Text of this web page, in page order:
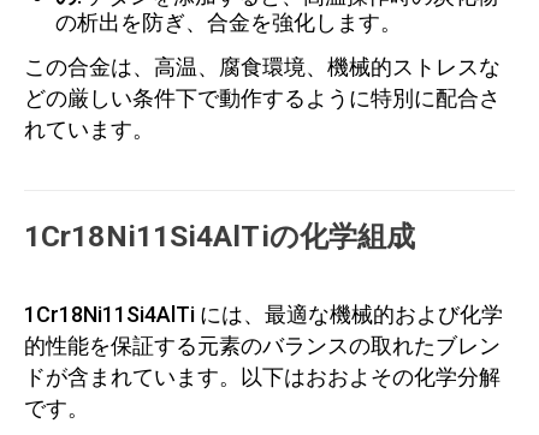
の析出を防ぎ、合金を強化します。
この合金は、高温、腐食環境、機械的ストレスな
どの厳しい条件下で動作するように特別に配合さ
れています。
1Cr18Ni11Si4AlTiの化学組成
1Cr18Ni11Si4AlTi には、最適な機械的および化学
的性能を保証する元素のバランスの取れたブレン
ドが含まれています。以下はおおよその化学分解
です。